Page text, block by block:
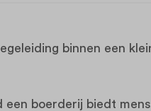
binnen een
een boerderij biedt